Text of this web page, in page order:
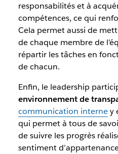
responsabilités et à
compétences, ce qui
Cela permet aussi de
de chaque membre de
répartir les tâches en
de chacun.
Enfin, le leadership
environnement de
communication interney
qui permet à tous de
de suivre les progrès
sentiment